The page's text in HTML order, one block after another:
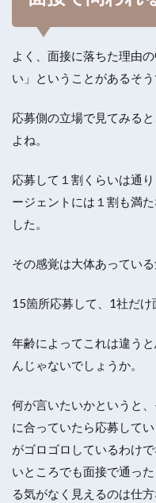
よく、面接に落ちた理由
い」ということがあるそう
応募側の立場で見てみる
よね。
応募して１割くらいは通
ージェントには１割も満
した。
その感覚は大体あってい
15箇所応募して、1社だけ
年齢によってこれは違う
んじゃないでしょうか。
何が言いたいかというと
に合っていたら応募して
がゴロゴロしているわけ
いところでも面接で通っ
る気がなく見えるのは仕